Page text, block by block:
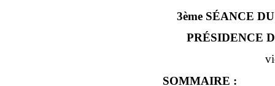
3ème SÉANCE
PRÉSIDENCE
SOMMAIRE :